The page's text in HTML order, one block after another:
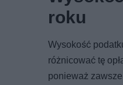
roku
Wysokość
różnicować tę
ponieważ